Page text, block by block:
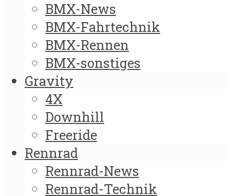
BMX-News
BMX-Fahrtechnik
BMX-Rennen
BMX-sonstiges
Gravity
4X
Downhill
Freeride
Rennrad
Rennrad-News
Rennrad-Technik